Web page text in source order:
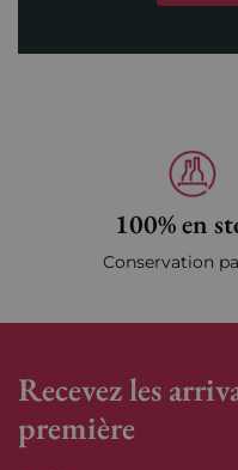
100% en
Conservation
Recevez les
première